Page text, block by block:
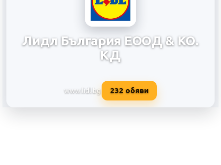
Лидл България ЕООД & КО.
КД
www.lidl.bg 232 обяви